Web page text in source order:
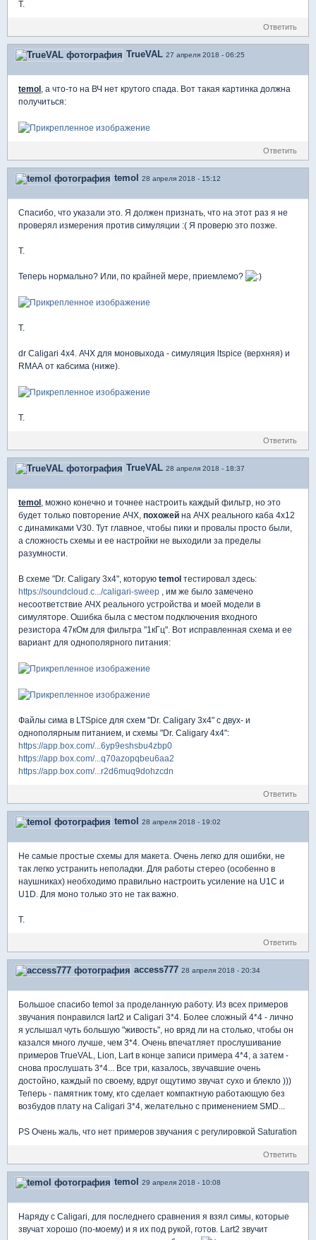
T.
Ответить
TrueVAL 27 апреля 2018 - 06:25
temol , а что-то на ВЧ нет крутого спада. Вот такая картинка должна
получиться:
Ответить
temol 28 апреля 2018 - 15:12
Спасибо, что указали это. Я должен признать, что на этот раз я не
проверял измерения против симуляции :( Я проверю это позже.
T.
Теперь нормально? Или, по крайней мере, приемлемо?
T.
dr Caligari 4x4. АЧХ для моновыхода - симуляция ltspice (верхняя) и
RMAA от кабсима (ниже).
T.
Ответить
TrueVAL 28 апреля 2018 - 18:37
temol , можно конечно и точнее настроить каждый фильтр, но это
будет только повторение АЧХ, похожей на АЧХ реального каба 4х12
с динамиками V30. Тут главное, чтобы пики и провалы просто были,
а сложность схемы и ее настройки не выходили за пределы
разумности.
В схеме "Dr. Caligary 3x4", которую temol тестировал здесь:
https://soundcloud.c.../caligari-sweep , им же было замечено
несоответствие АЧХ реального устройства и моей модели в
симуляторе. Ошибка была с местом подключения входного
резистора 47кОм для фильтра "1кГц". Вот исправленная схема и ее
вариант для однополярного питания:
Файлы сима в LTSpice для схем "Dr. Caligary 3x4" с двух- и
однополярным питанием, и схемы "Dr. Caligary 4x4":
https://app.box.com/...6yp9eshsbu4zbp0
https://app.box.com/...q70azopqbeu6aa2
https://app.box.com/...r2d6muq9dohzcdn
Ответить
temol 28 апреля 2018 - 19:02
Не самые простые схемы для макета. Очень легко для ошибки, не
так легко устранить неполадки. Для работы стерео (особенно в
наушниках) необходимо правильно настроить усиление на U1C и
U1D. Для моно только это не так важно.
T.
Ответить
access777 28 апреля 2018 - 20:34
Большое спасибо temol за проделанную работу. Из всех примеров
звучания понравился lart2 и Caligari 3*4. Более сложный 4*4 - лично
я услышал чуть большую "живость", но вряд ли на столько, чтобы он
казался много лучше, чем 3*4. Очень впечатляет прослушивание
примеров TrueVAL, Lion, Lart в конце записи примера 4*4, а затем -
снова прослушать 3*4... Все три, казалось, звучавшие очень
достойно, каждый по своему, вдруг ощутимо звучат сухо и блекло )))
Теперь - памятник тому, кто сделает компактную работающую без
возбудов плату на Caligari 3*4, желательно с применением SMD...
PS Очень жаль, что нет примеров звучания с регулировкой Saturation
Ответить
temol 29 апреля 2018 - 10:08
Наряду с Caligari, для последнего сравнения я взял симы, которые
звучат хорошо (по-моему) и я их под рукой, готов. Lart2 звучит